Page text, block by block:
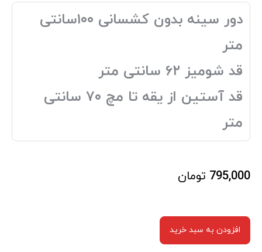
دور سینه بدون کشسانی ۱۰۰سانتی
متر
قد شومیز ۶۲ سانتی متر
قد آستین از یقه تا مچ ۷۰ سانتی
متر
795,000 تومان
افزودن به سبد خرید